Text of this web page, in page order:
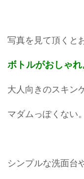
写真を見て頂くと
ボトルがおしゃれ
大人向きのスキン
マダムっぽくない。
シンプルな洗面台